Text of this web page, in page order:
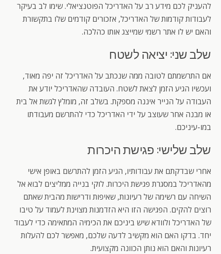
להעניק לכם מידע רב על האדריכל הפוטנציאלי. שימו לב בעיקר
לעבודות קודמות של האדריכל, אזכורים קודמים שלו בתקשורת
והאם יש לו אתר רשמי שמייצג אותו כהלכה.
שלב שני: יציאה לשטח
אם התרשמתם לטובה ממה שנכתב על האדריכל זה יפה מאוד,
ועכשיו הגיע הזמן לצאת לשטח. העובדה שהאדריכל יודע את
העבודה על הנייר איננה מספקת. בשלב זה, מומלץ לגשת אל בית
או מבנה אחר שעוצב על ידי האדריכל כדי להתרשם מעבודתו
במו-עיניכם.
שלב שלישי: פגישת היכרות
אחרי שבדקתם את עבודותיו, הגיע הזמן להתרשם באופן אישי
מהאדריכל במסגרת פגישת היכרות. לוקי בנייה ממליצים לבוא אל
השיחה עם רשימה של רעיונות, שאיפות ודרישות מהבית שאתם
רוצים להקים. הפגישה הזו היא הזדמנות מצוינת לעמוד על טיבו
של האדריכל ולוודא שיש ביניכם את הכימיה המתאימה כדי לעבוד
יחד. בדקו האם הוא מקשיב לדעה שלכם, מאפשר לכם להעלות
רעיונות והאם הוא נותן הכוונה מקצועית.